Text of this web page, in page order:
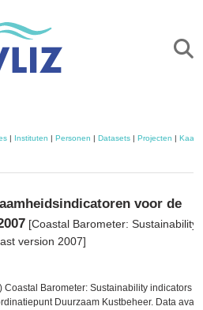
| Instituten | Personen | Datasets| Projecten |
voor de
[Coastal Barometer: Sustainability
version 2007]
Coastal Barometer: Sustainability indicators
Duurzaam Kustbeheer. Data